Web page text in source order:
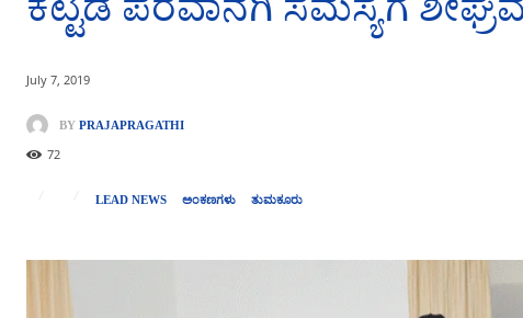
July 7, 2019
BY PRAJAPRAGATHI
72
LEAD NEWS ಅಂಕಣಗಳು ತುಮಕೂರು